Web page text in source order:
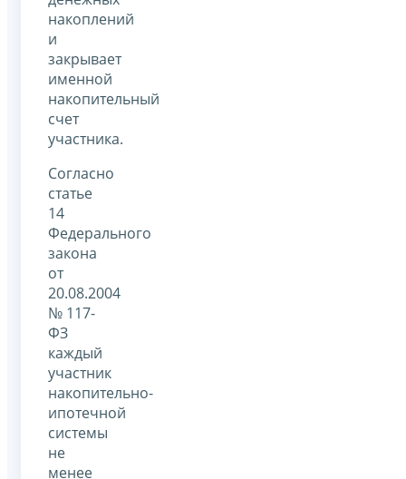
накоплений
и
закрывает
именной
накопительный
счет
участника.
Согласно
статье
14
Федерального
закона
от
20.08.2004
№ 117-
ФЗ
каждый
участник
накопительно-
ипотечной
системы
не
менее